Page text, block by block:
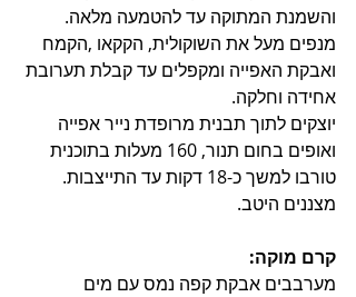
והשמנת המתוקה עד להטמעה מלאה.
מנפים מעל את השוקולית, הקקאו ,הקמח
ואבקת האפייה ומקפלים עד קבלת תערובת
אחידה וחלקה.
יוצקים לתוך תבנית מרופדת נייר אפייה
ואופים בחום תנור, 160 מעלות בתוכנית
טורבו למשך כ-18 דקות עד התייצבות.
מצננים היטב.
קרם מוקה:
מערבבים אבקת קפה נמס עם מים